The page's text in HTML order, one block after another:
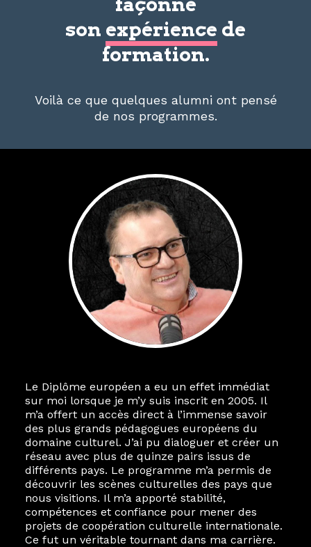
son expérience de
formation.
Voilà ce que quelques alumni ont pensé
de nos programmes.
Le Diplôme européen a eu un effet immédiat
sur moi lorsque je m’y suis inscrit en 2005. Il
m’a offert un accès direct à l’immense savoir
des plus grands pédagogues européens du
domaine culturel. J’ai pu dialoguer et créer un
réseau avec plus de quinze pairs issus de
différents pays. Le programme m’a permis de
découvrir les scènes culturelles des pays que
nous visitions. Il m’a apporté stabilité,
compétences et confiance pour mener des
projets de coopération culturelle internationale.
Ce fut un véritable tournant dans ma carrière.